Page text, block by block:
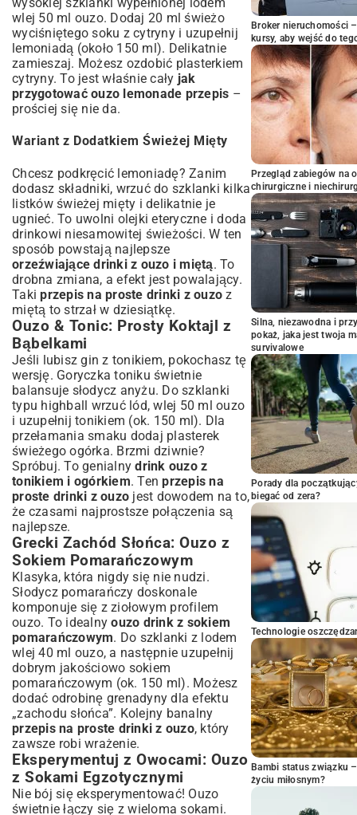
wlej 50 ml ouzo. Dodaj 20 ml świeżo
wyciśniętego soku z cytryny i uzupełnij
lemoniadą (około 150 ml). Delikatnie
zamieszaj. Możesz ozdobić plasterkiem
cytryny. To jest właśnie cały jak
przygotować ouzo lemonade przepis –
prościej się nie da.
Wariant z Dodatkiem Świeżej Mięty
Chcesz podkręcić lemoniadę? Zanim
dodasz składniki, wrzuć do szklanki kilka
listków świeżej mięty i delikatnie je
ugnieć. To uwolni olejki eteryczne i doda
drinkowi niesamowitej świeżości. W ten
sposób powstają najlepsze
orzeźwiające drinki z ouzo i miętą. To
drobna zmiana, a efekt jest powalający.
Takiprzepis na proste drinki z ouzo z
miętą to strzał w dziesiątkę.
Ouzo & Tonic: Prosty Koktajl z
Bąbelkami
Jeśli lubisz gin z tonikiem, pokochasz tę
wersję. Goryczka toniku świetnie
balansuje słodycz anyżu. Do szklanki
typu highball wrzuć lód, wlej 50 ml ouzo
i uzupełnij tonikiem (ok. 150 ml). Dla
przełamania smaku dodaj plasterek
świeżego ogórka. Brzmi dziwnie?
Spróbuj. To genialnydrink ouzo z
tonikiem i ogórkiem. Tenprzepis na
proste drinki z ouzo jest dowodem na to,
że czasami najprostsze połączenia są
najlepsze.
Grecki Zachód Słońca: Ouzo z
Sokiem Pomarańczowym
Klasyka, która nigdy się nie nudzi.
Słodycz pomarańczy doskonale
komponuje się z ziołowym profilem
ouzo. To idealnyouzo drink z sokiem
pomarańczowym. Do szklanki z lodem
wlej 40 ml ouzo, a następnie uzupełnij
dobrym jakościowo sokiem
pomarańczowym (ok. 150 ml). Możesz
dodać odrobinę grenadyny dla efektu
„zachodu słońca”. Kolejny banalny
przepis na proste drinki z ouzo, który
zawsze robi wrażenie.
Eksperymentuj z Owocami: Ouzo
z Sokami Egzotycznymi
Nie bój się eksperymentować! Ouzo
świetnie łączy się z wieloma sokami.
Broker nieruchomości
kursy, aby wejść do
Przegląd zabiegów na
chirurgiczne i
Silna, niezawodna i
pokaż, jaka jest twoja
survivalowe
Porady dla
biegać od zera?
Technologie
Bambi status związku
życiu miłosnym?